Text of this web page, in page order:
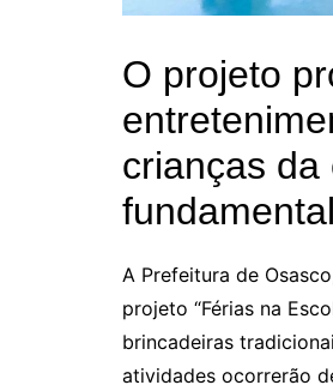
O projeto
crianças da
A Prefeitura de
projeto “Férias na
brincadeiras
atividades ocorrerão